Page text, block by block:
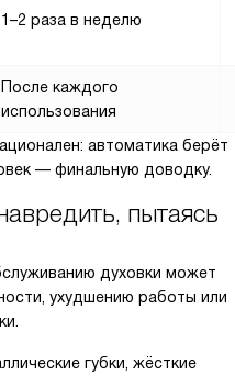
1–2 раза в неделю
После каждого
использования
автоматика берёт
— финальную доводку.
пытаясь
духовки может
ухудшению работы или
губки, жёсткие